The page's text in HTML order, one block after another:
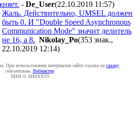
- De_User(22.10.2019 11:57)
Жаль. Действительно, UMSEL должен
быть 0. И "Double Speed Asynchronous
Communication Mode" значит делитель
не 16, а 8. Nikolay_Po(353 знак.,
22.10.2019 12:14)
При использовании материалов сайта ссылка на caxapу
обязательна. Вебмастер
MMI © MMXXVI